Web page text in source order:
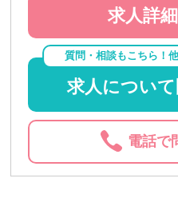
求人詳
質問・相談もこちら！
求人につい
電話で